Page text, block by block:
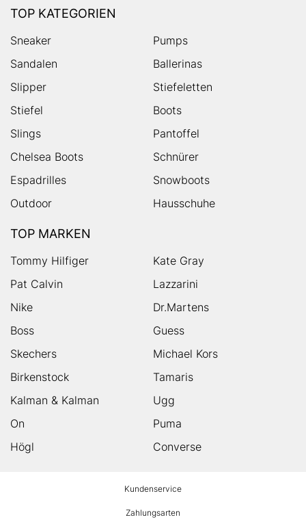
TOP KATEGORIEN
Sneaker
Pumps
Sandalen
Ballerinas
Slipper
Stiefeletten
Stiefel
Boots
Slings
Pantoffel
Chelsea Boots
Schnürer
Espadrilles
Snowboots
Outdoor
Hausschuhe
TOP MARKEN
Tommy Hilfiger
Kate Gray
Pat Calvin
Lazzarini
Nike
Dr.Martens
Boss
Guess
Skechers
Michael Kors
Birkenstock
Tamaris
Kalman & Kalman
Ugg
On
Puma
Högl
Converse
Kundenservice
Zahlungsarten